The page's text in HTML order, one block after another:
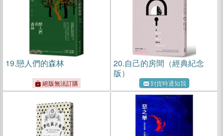
19.戀人們的森林
絕版無法訂購
20.自己的房間（經典紀念
版）
到貨時通知我